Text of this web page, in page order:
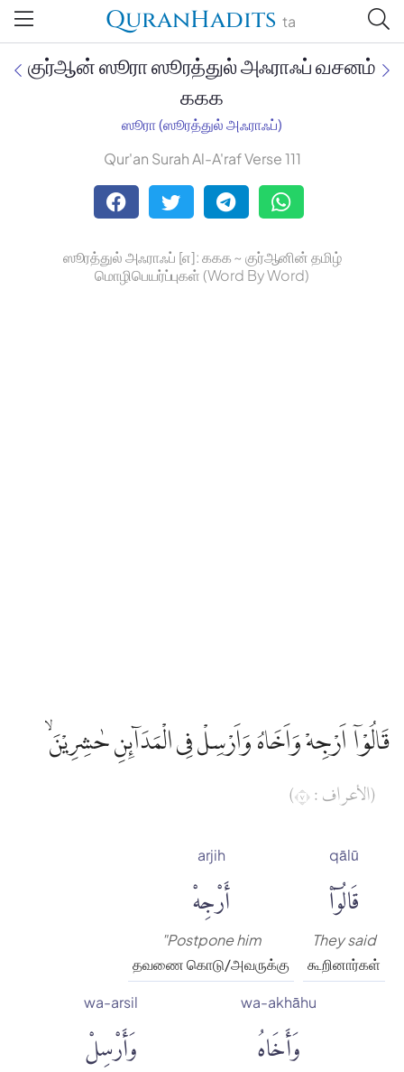
QuranHadits ta
Jan Trust Foundation
Mufti Omar Sheriff Qasimi,
குர்ஆன் ஸூரா ஸூரத்துல் அஃராஃப் வசனம்
௧௧௧
ஸூரா (ஸூரத்துல் அஃராஃப்)
Qur'an Surah Al-A'raf Verse 111
ஸூரத்துல் அஃராஃப் [௭]: ௧௧௧ ~ குர்ஆனின் தமிழ்
மொழிபெயர்ப்புகள் (Word By Word)
قَالُوْآ اَرْجِهْ وَاَخَاهُ وَاَرْسِلْ فِى الْمَدَاۤىِٕنِ حٰشِرِيْنَۙ
(الأعراف : ٧)
qālū
قَالُوٓا۟
They said
கூறினார்கள்
arjih
أَرْجِهْ
"Postpone him
தவணை கொடு/அவருக்கு
wa-akhāhu
وَأَخَاهُ
wa-arsil
وَأَرْسِلْ